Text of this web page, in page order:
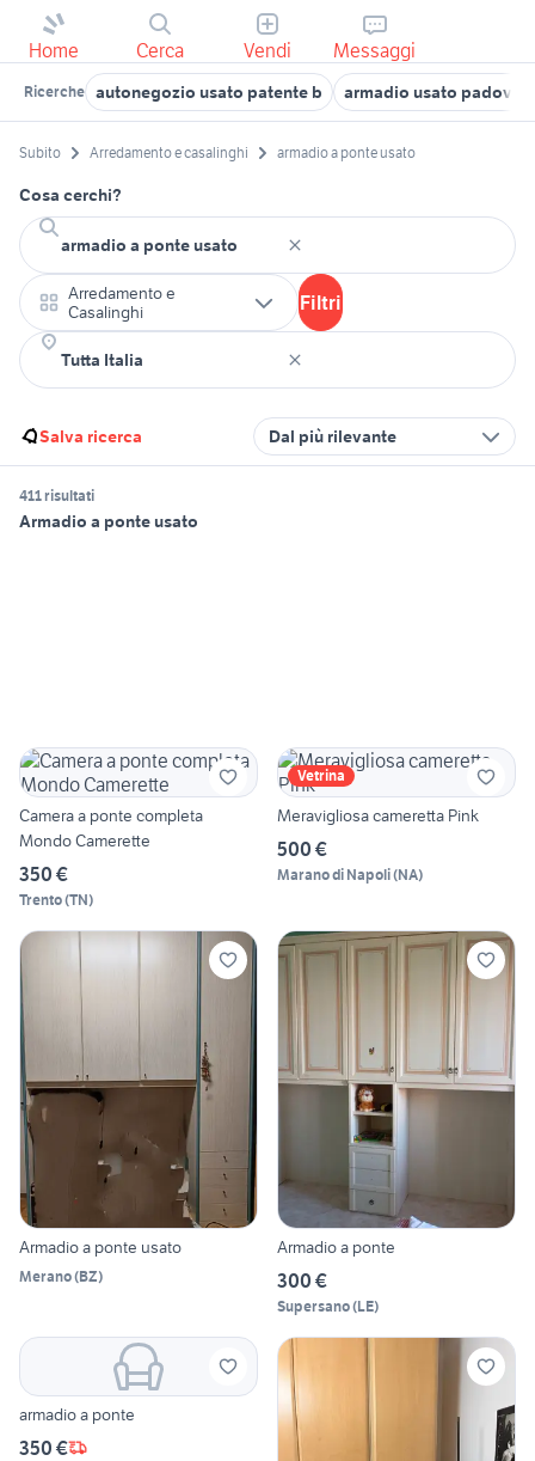
Home Cerca Vendi Messaggi
Ricerche autonegozio usato patente b armadio usato padova
Subito Arredamento e casalinghi armadio a ponte usato
Cosa cerchi?
Arredamento e
Casalinghi
Filtri
Salva ricerca Dal più rilevante
411 risultati
Armadio a ponte usato
Camera a ponte completa
Mondo Camerette
350 €
Trento(TN)
Vetrina
Meravigliosa cameretta Pink
500 €
Marano di Napoli(NA)
Armadio a ponte usato
Merano(BZ)
Armadio a ponte
300 €
Supersano(LE)
armadio a ponte
350 €